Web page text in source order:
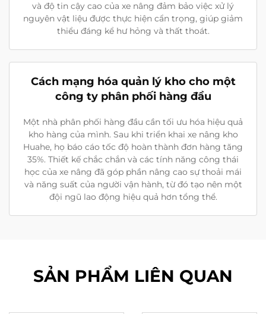
và độ tin cậy cao của xe nâng đảm bảo việc xử lý
nguyên vật liệu được thực hiện cẩn trọng, giúp giảm
thiểu đáng kể hư hỏng và thất thoát.
Cách mạng hóa quản lý kho cho một
công ty phân phối hàng đầu
Một nhà phân phối hàng đầu cần tối ưu hóa hiệu quả
kho hàng của mình. Sau khi triển khai xe nâng kho
Huahe, họ báo cáo tốc độ hoàn thành đơn hàng tăng
35%. Thiết kế chắc chắn và các tính năng công thái
học của xe nâng đã góp phần nâng cao sự thoải mái
và năng suất của người vận hành, từ đó tạo nên một
đội ngũ lao động hiệu quả hơn tổng thể.
SẢN PHẨM LIÊN QUAN